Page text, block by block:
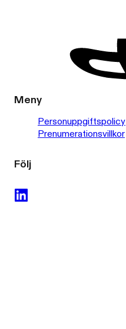
Meny
Personuppgiftspolicy
Prenumerationsvillkor
Följ